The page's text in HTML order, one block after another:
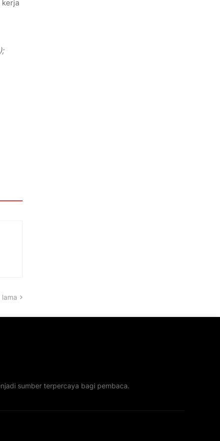
kerja
lama
sumber terpercaya bagi pembaca.